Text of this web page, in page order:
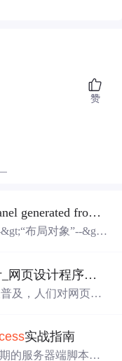
赞
generated from
布局对象”--&gt;
href="SpryAssets/SpryTa...
序设计的必备知识点
及，人们对网页越
你必须要学会HTM
言’。它是目前网络
实战指南
的服务器端脚本技